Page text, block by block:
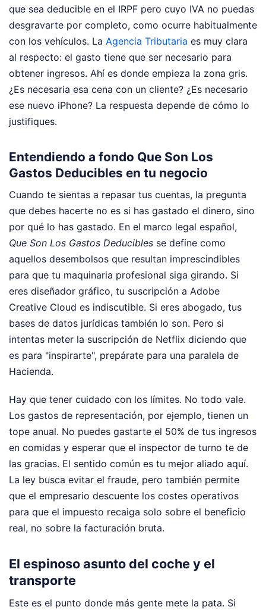
que sea deducible en el IRPF pero cuyo IVA no puedas
desgravarte por completo, como ocurre habitualmente
con los vehículos. La Agencia Tributaria es muy clara
al respecto: el gasto tiene que ser necesario para
obtener ingresos. Ahí es donde empieza la zona gris.
¿Es necesaria esa cena con un cliente? ¿Es necesario
ese nuevo iPhone? La respuesta depende de cómo lo
justifiques.
Entendiendo a fondo Que Son Los
Gastos Deducibles en tu negocio
Cuando te sientas a repasar tus cuentas, la pregunta
que debes hacerte no es si has gastado el dinero, sino
por qué lo has gastado. En el marco legal español,
Que Son Los Gastos Deducibles se define como
aquellos desembolsos que resultan imprescindibles
para que tu maquinaria profesional siga girando. Si
eres diseñador gráfico, tu suscripción a Adobe
Creative Cloud es indiscutible. Si eres abogado, tus
bases de datos jurídicas también lo son. Pero si
intentas meter la suscripción de Netflix diciendo que
es para "inspirarte", prepárate para una paralela de
Hacienda.
Hay que tener cuidado con los límites. No todo vale.
Los gastos de representación, por ejemplo, tienen un
tope anual. No puedes gastarte el 50% de tus ingresos
en comidas y esperar que el inspector de turno te de
las gracias. El sentido común es tu mejor aliado aquí.
La ley busca evitar el fraude, pero también permite
que el empresario descuente los costes operativos
para que el impuesto recaiga solo sobre el beneficio
real, no sobre la facturación bruta.
El espinoso asunto del coche y el
transporte
Este es el punto donde más gente mete la pata. Si